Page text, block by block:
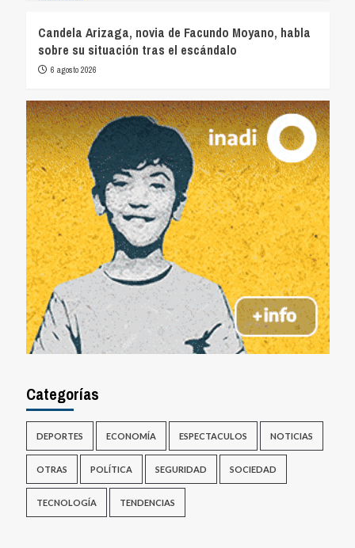
Candela Arizaga, novia de Facundo Moyano, habla
sobre su situación tras el escándalo
6 agosto 2026
Categorías
DEPORTES ECONOMÍA ESPECTACULOS NOTICIAS
OTRAS POLÍTICA SEGURIDAD SOCIEDAD
TECNOLOGÍA TENDENCIAS